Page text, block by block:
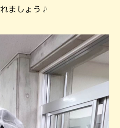
ましょう♪